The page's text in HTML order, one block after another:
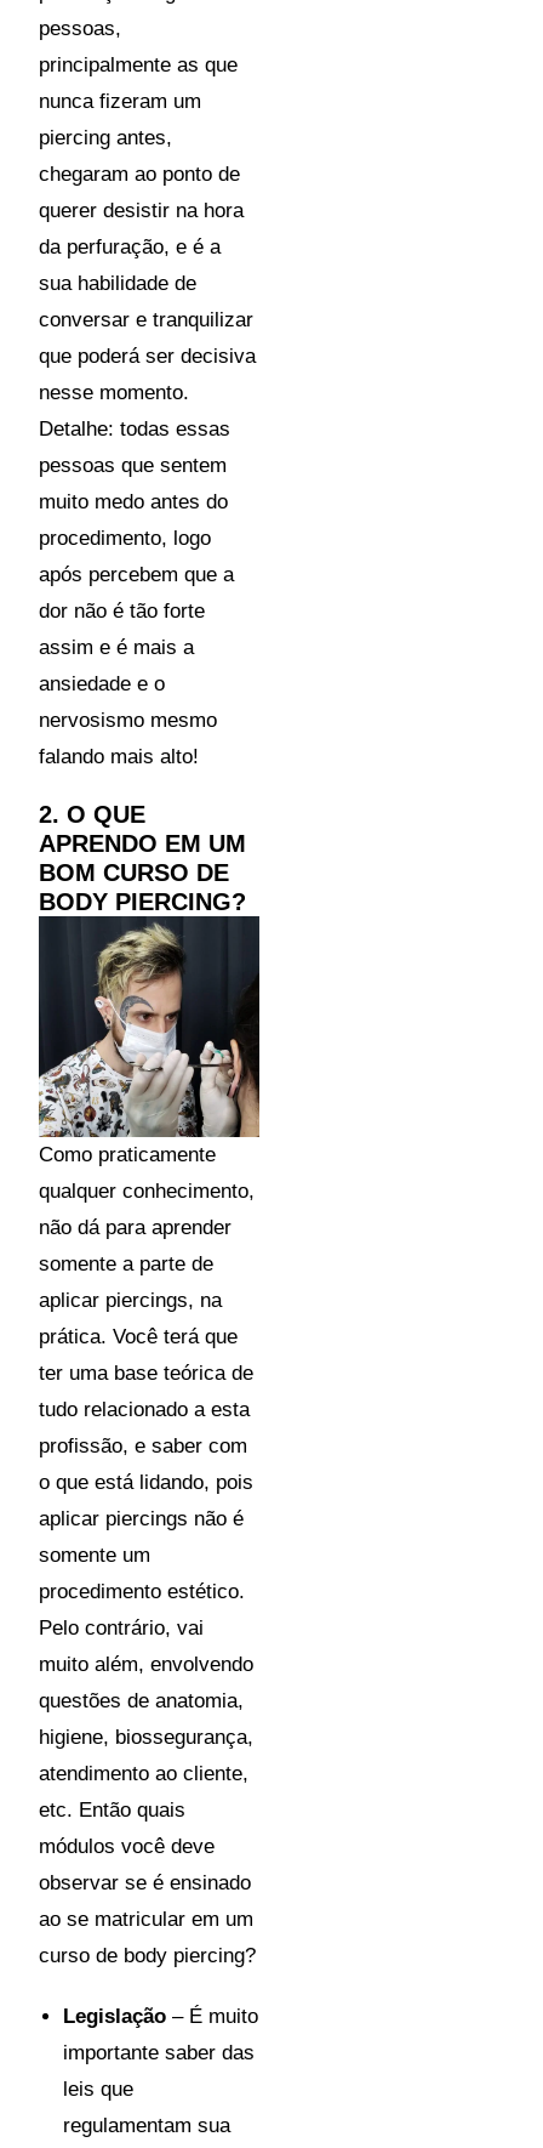
pessoas,
principalmente as que
nunca fizeram um
piercing antes,
chegaram ao ponto de
querer desistir na hora
da perfuração, e é a
sua habilidade de
conversar e tranquilizar
que poderá ser decisiva
nesse momento.
Detalhe: todas essas
pessoas que sentem
muito medo antes do
procedimento, logo
após percebem que a
dor não é tão forte
assim e é mais a
ansiedade e o
nervosismo mesmo
falando mais alto!
2. O QUE
APRENDO EM UM
BOM CURSO DE
BODY PIERCING?
Como praticamente
qualquer conhecimento,
não dá para aprender
somente a parte de
aplicar piercings, na
prática. Você terá que
ter uma base teórica de
tudo relacionado a esta
profissão, e saber com
o que está lidando, pois
aplicar piercings não é
somente um
procedimento estético.
Pelo contrário, vai
muito além, envolvendo
questões de anatomia,
higiene, biossegurança,
atendimento ao cliente,
etc. Então quais
módulos você deve
observar se é ensinado
ao se matricular em um
curso de body piercing?
Legislação – É muito
importante saber das
leis que
regulamentam sua